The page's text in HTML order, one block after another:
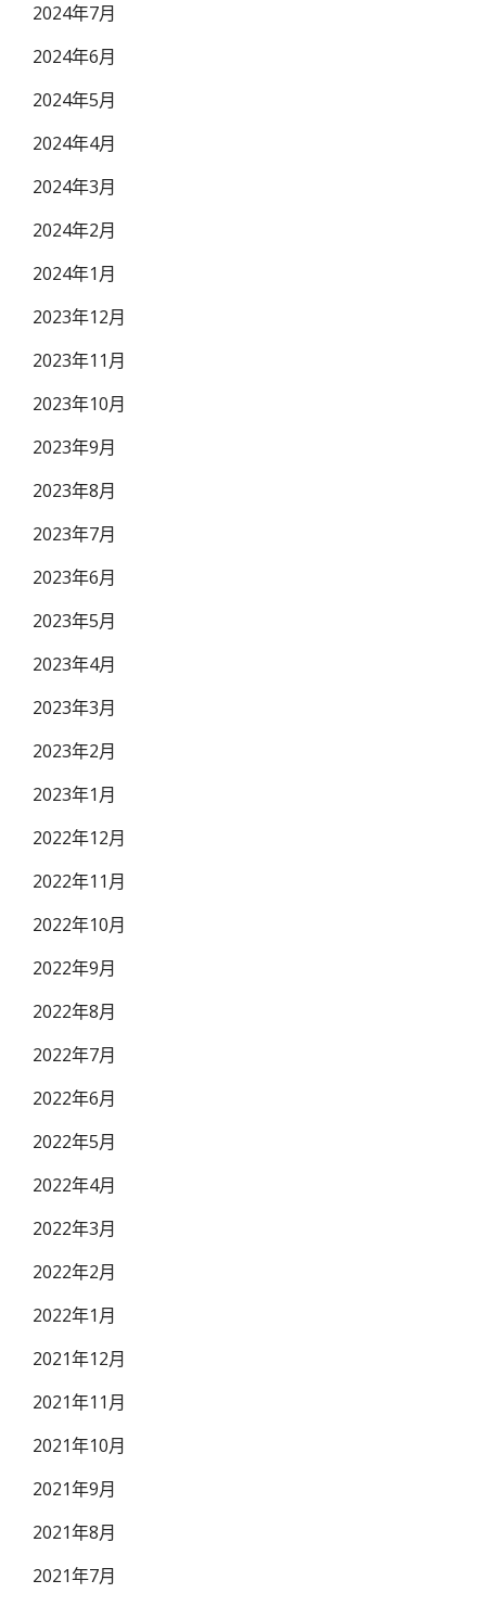
2024年7月
2024年6月
2024年5月
2024年4月
2024年3月
2024年2月
2024年1月
2023年12月
2023年11月
2023年10月
2023年9月
2023年8月
2023年7月
2023年6月
2023年5月
2023年4月
2023年3月
2023年2月
2023年1月
2022年12月
2022年11月
2022年10月
2022年9月
2022年8月
2022年7月
2022年6月
2022年5月
2022年4月
2022年3月
2022年2月
2022年1月
2021年12月
2021年11月
2021年10月
2021年9月
2021年8月
2021年7月